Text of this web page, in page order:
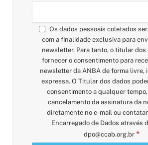
Os dados pessoais coletados
com a finalidade exclusiva para
newsletter. Para tanto, o titular dos
fornecer o consentimento para
newsletter da ANBA de forma livre,
expressa. O Titular dos dados
consentimento a qualquer
cancelamento da assinatura da
diretamente no e-mail ou
Encarregado de Dados através
dpo@ccab.org.br *